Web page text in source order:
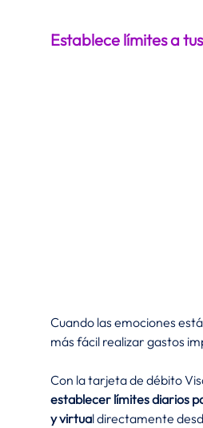
Establece límites a
Cuando las emociones
más fácil realizar gastos
Con la tarjeta de débito
establecer límites diarios
y virtual directamente